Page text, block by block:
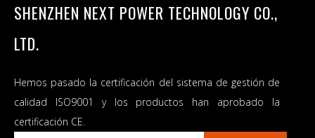
SHENZHEN NEXT POWER TECHNOLOGY CO.,
LTD.
Hemos pasado la certificación del sistema de gestión de
calidad ISO9001 y los productos han aprobado la
certificación CE.